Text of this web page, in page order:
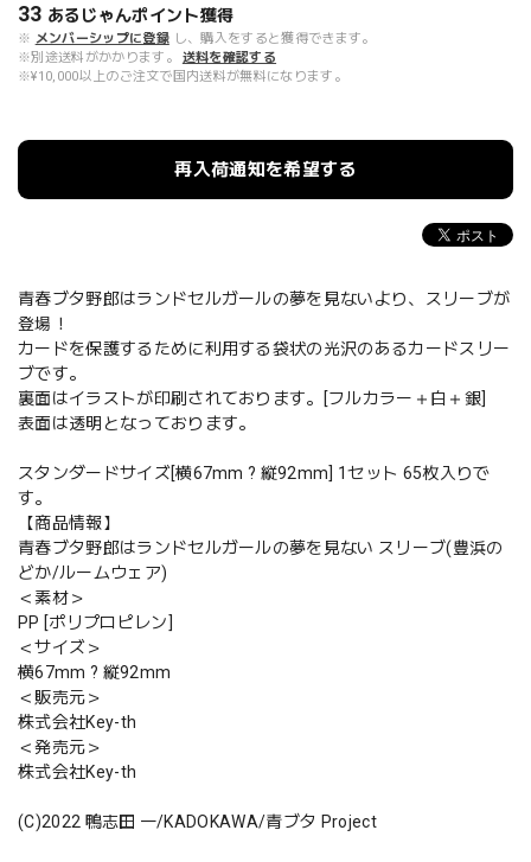
33 あるじゃんポイント獲得
※ メンバーシップに登録 し、購入をすると獲得できます。
※別途送料がかかります。
送料を確認する
※¥10,000以上のご注文で国内送料が無料になります。
再入荷通知を希望する
青春ブタ野郎はランドセルガールの夢を見ないより、スリーブが
登場！
カードを保護するために利用する袋状の光沢のあるカードスリー
ブです。
裏面はイラストが印刷されております。[フルカラー＋白＋銀]
表面は透明となっております。
スタンダードサイズ[横67mm ? 縦92mm] 1セット 65枚入りで
す。
【商品情報】
青春ブタ野郎はランドセルガールの夢を見ない スリーブ(豊浜の
どか/ルームウェア)
＜素材＞
PP [ポリプロピレン]
＜サイズ＞
横67mm ? 縦92mm
＜販売元＞
株式会社Key-th
＜発売元＞
株式会社Key-th
(C)2022 鴨志田 一/KADOKAWA/青ブタ Project